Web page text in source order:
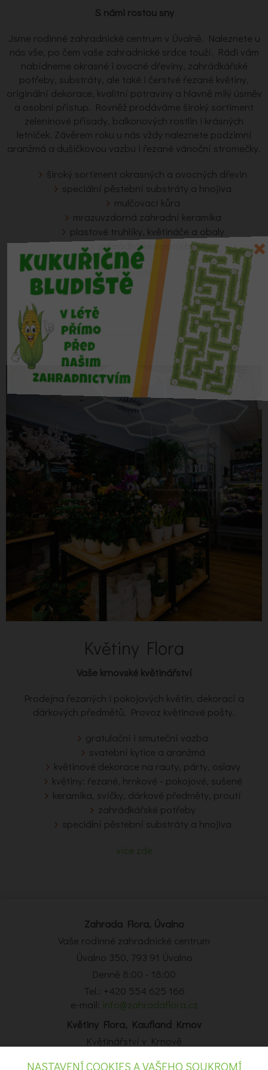
S námi rostou sny
Jsme rodinné zahradnické centrum v Úvalně. Naleznete u
nás vše, po čem vaše zahradnické srdce touží. Rádi vám
nabídneme okrasné i ovocné dřeviny, zahrádkářské
potřeby, substráty, ale také i čerstvé řezané květiny,
originální dekorace, kvalitní potraviny a hlavně milý úsměv
a osobní přístup. Rovněž prodáváme široký sortiment
zeleninové přísady, balkonových rostlin i krásných
letniček. Závěrem roku u nás vždy naleznete podzimní
aranžmá a dušičkovou vazbu i řezané vánoční stromečky.
široký sortiment okrasných a ovocných dřevin
speciální pěstební substráty a hnojiva
mulčovací kůra
mrazuvzdorná zahradní keramika
plastové truhlíky, květináče a obaly
zahrádkářské potřeby
více zde
Květiny Flora
Vaše krnovské květinářství
Prodejna řezaných i pokojových květin, dekorací a
dárkových předmětů. Provoz květinové pošty.
gratulační i smuteční vazba
svatební kytice a aranžmá
květinové dekorace na rauty, párty, oslavy
květiny: řezané, hrnkové - pokojové, sušené
keramika, svíčky, dárkové předměty, proutí
zahrádkářské potřeby
speciální pěstební substráty a hnojiva
více zde
Zahrada Flora, Úvalno
Vaše rodinné zahradnické centrum
Úvalno 350, 793 91 Úvalno
Denně 8:00 - 18:00
Tel.: +420 554 625 166
e-mail: info@zahradaflora.cz
Květiny Flora, Kaufland Krnov
Květinářství v Krnově
Obchodní centrum Kaufland Krnov, Opavská 14, Krnov
NASTAVENÍ COOKIES A VAŠEHO SOUKROMÍ